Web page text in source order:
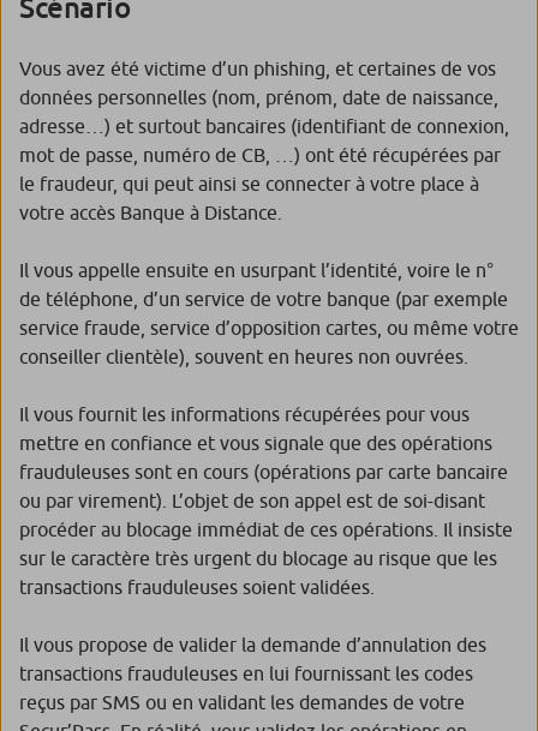
Vous avez été victime d’un phishing, et certaines de vos
données personnelles (nom, prénom, date de naissance,
adresse…) et surtout bancaires (identifiant de connexion,
mot de passe, numéro de CB, …) ont été récupérées par
le fraudeur, qui peut ainsi se connecter à votre place à
votre accès Banque à Distance.
Il vous appelle ensuite en usurpant l’identité, voire le n°
de téléphone, d’un service de votre banque (par exemple
service fraude, service d’opposition cartes, ou même votre
conseiller clientèle), souvent en heures non ouvrées.
Il vous fournit les informations récupérées pour vous
mettre en confiance et vous signale que des opérations
frauduleuses sont en cours (opérations par carte bancaire
ou par virement). L’objet de son appel est de soi-disant
procéder au blocage immédiat de ces opérations. Il insiste
sur le caractère très urgent du blocage au risque que les
transactions frauduleuses soient validées.
Il vous propose de valider la demande d’annulation des
transactions frauduleuses en lui fournissant les codes
reçus par SMS ou en validant les demandes de votre